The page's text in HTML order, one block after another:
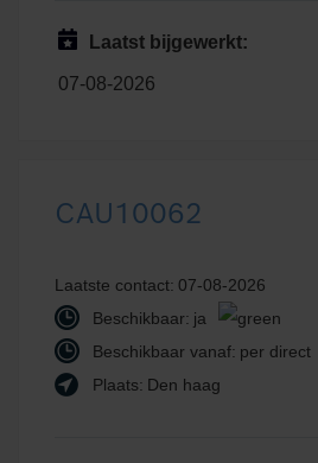
Laatst bijgewerkt:
07-08-2026
CAU10062
Laatste contact: 07-08-2026
Beschikbaar: ja
Beschikbaar vanaf: per direct
Plaats: Den haag